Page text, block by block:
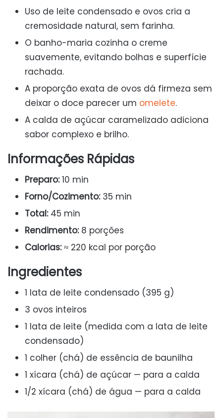
Uso de leite condensado e ovos cria a
cremosidade natural, sem farinha.
O banho-maria cozinha o creme
suavemente, evitando bolhas e superfície
rachada.
A proporção exata de ovos dá firmeza sem
deixar o doce parecer um omelete.
A calda de açúcar caramelizado adiciona
sabor complexo e brilho.
Informações Rápidas
Preparo:10 min
Forno/Cozimento:35 min
Total:45 min
Rendimento:8 porções
Calorias:≈ 220 kcal por porção
Ingredientes
1 lata de leite condensado (395 g)
3 ovos inteiros
1 lata de leite (medida com a lata de leite
condensado)
1 colher (chá) de essência de baunilha
1 xícara (chá) de açúcar — para a calda
1/2 xícara (chá) de água — para a calda